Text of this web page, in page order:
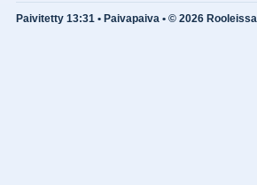
Paivitetty 13:31 • Paivapaiva • © 2026 Rooleissa